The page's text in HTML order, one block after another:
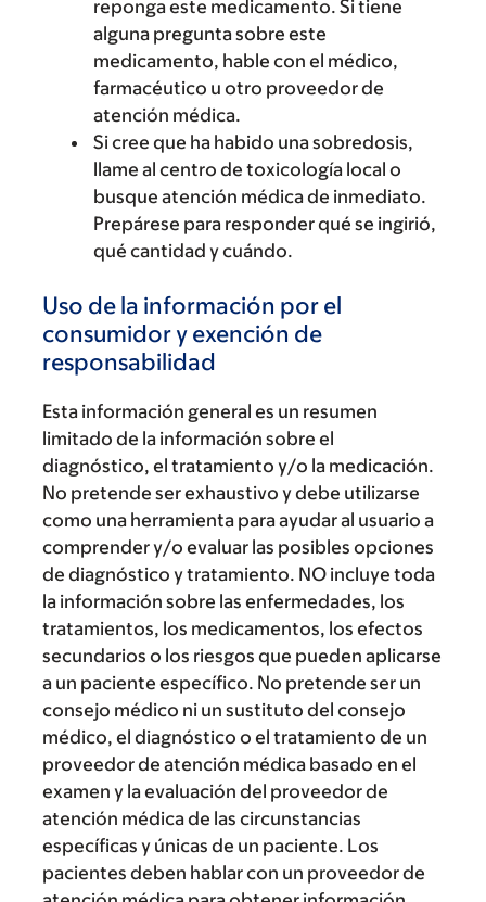
reponga este medicamento. Si tiene
alguna pregunta sobre este
medicamento, hable con el médico,
farmacéutico u otro proveedor de
atención médica.
Si cree que ha habido una sobredosis,
llame al centro de toxicología local o
busque atención médica de inmediato.
Prepárese para responder qué se ingirió,
qué cantidad y cuándo.
Uso de la información por el
consumidor y exención de
responsabilidad
Esta información general es un resumen
limitado de la información sobre el
diagnóstico, el tratamiento y/o la medicación.
No pretende ser exhaustivo y debe utilizarse
como una herramienta para ayudar al usuario a
comprender y/o evaluar las posibles opciones
de diagnóstico y tratamiento. NO incluye toda
la información sobre las enfermedades, los
tratamientos, los medicamentos, los efectos
secundarios o los riesgos que pueden aplicarse
a un paciente específico. No pretende ser un
consejo médico ni un sustituto del consejo
médico, el diagnóstico o el tratamiento de un
proveedor de atención médica basado en el
examen y la evaluación del proveedor de
atención médica de las circunstancias
específicas y únicas de un paciente. Los
pacientes deben hablar con un proveedor de